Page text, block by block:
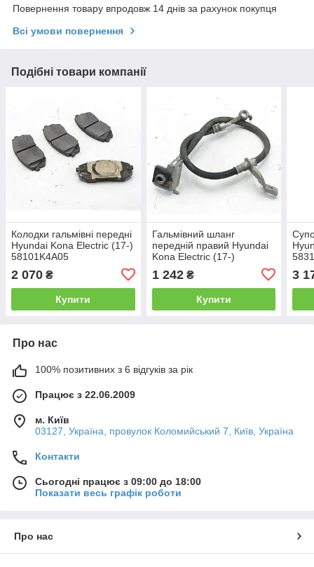
Повернення товару впродовж 14 днів за рахунок покупця
Всі умови повернення
Подібні товари компанії
Колодки гальмівні передні
Hyundai Kona Electric (17-)
58101K4A05
2 070 ₴
Купити
Гальмівний шланг
передній правий Hyundai
Kona Electric (17-)
1 242₴
Купити
3
Про нас
100% позитивних з 6 відгуків за рік
Працює з 22.06.2009
м. Київ
03127, Україна, провулок Коломийський 7, Київ, Україна
Контакти
Сьогодні працює з 09:00 до 18:00
Показати весь графік роботи
Про нас